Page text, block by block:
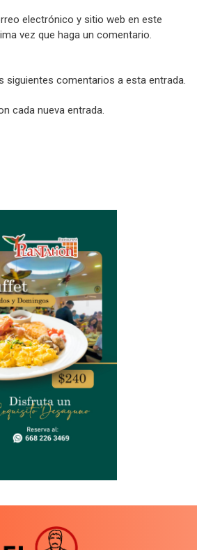
electrónico y sitio web en este
vez que haga un comentario.
siguientes comentarios a esta entrada.
cada nueva entrada.